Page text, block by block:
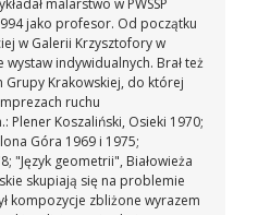
malarstwo w PWSSP
jako profesor. Od początku
w Galerii Krzysztofory w
wystaw indywidualnych. Brał też
Grupy Krakowskiej, do której
ruchu
Plener Koszaliński, Osieki 1970;
Góra 1969 i 1975;
"Język geometrii", Białowieża
skupiają się na problemie
kompozycje zbliżone wyrazem